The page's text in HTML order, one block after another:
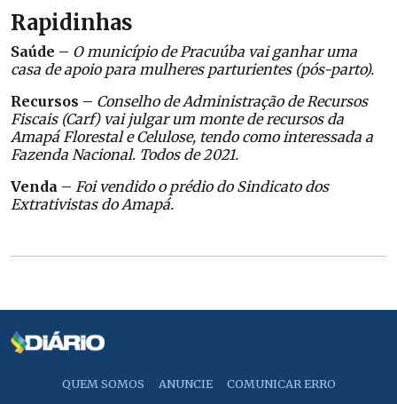
Rapidinhas
Saúde – O município de Pracuúba vai ganhar uma
casa de apoio para mulheres parturientes (pós-parto).
Recursos – Conselho de Administração de Recursos
Fiscais (Carf) vai julgar um monte de recursos da
Amapá Florestal e Celulose, tendo como interessada a
Fazenda Nacional. Todos de 2021.
Venda – Foi vendido o prédio do Sindicato dos
Extrativistas do Amapá.
QUEM SOMOS ANUNCIE COMUNICAR ERRO